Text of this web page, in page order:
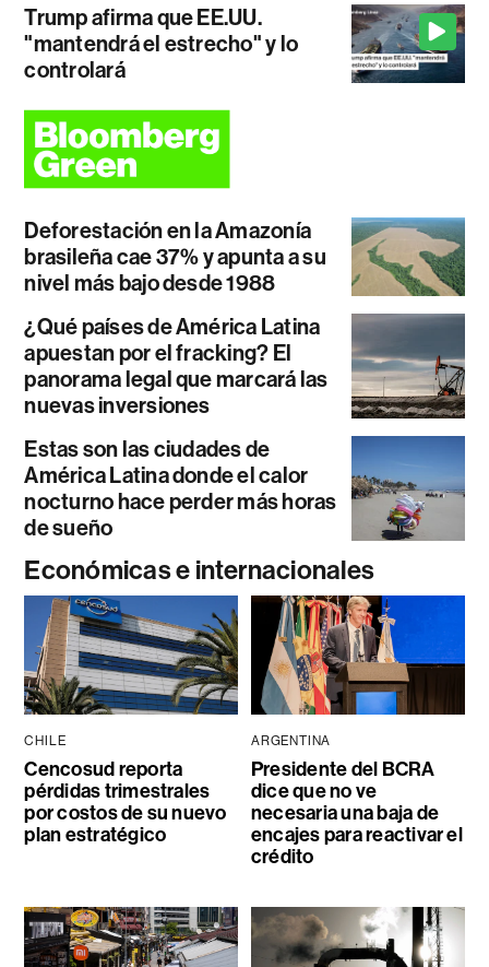
Trump afirma que EE.UU.
"mantendrá el estrecho" y lo
controlará
Deforestación en la Amazonía
brasileña cae 37% y apunta a su
nivel más bajo desde 1988
¿Qué países de América Latina
apuestan por el fracking? El
panorama legal que marcará las
nuevas inversiones
Estas son las ciudades de
América Latina donde el calor
nocturno hace perder más horas
de sueño
Económicas e internacionales
CHILE
Cencosud reporta
pérdidas trimestrales
por costos de su nuevo
plan estratégico
ARGENTINA
Presidente del BCRA
dice que no ve
necesaria una baja de
encajes para reactivar el
crédito